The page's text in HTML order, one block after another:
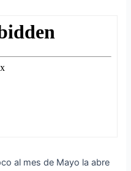
al mes de Mayo la abre